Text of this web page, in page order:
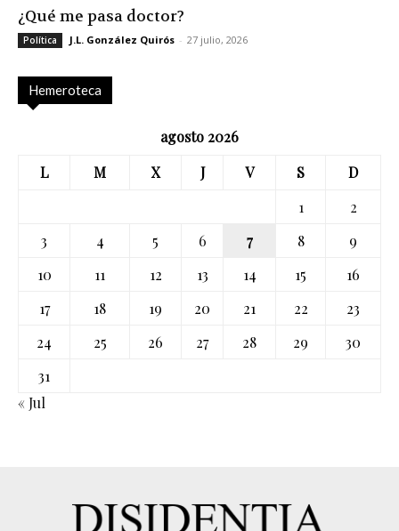
¿Qué me pasa doctor?
Política J.L. González Quirós - 27 julio, 2026
Hemeroteca
agosto 2026
L
M X J V S
D
1
2
3
4 5 6 7 8
9
10
11 12 13 14 15
16
17
18 19 20 21 22
23
24
25 26 27 28 29
30
31
« Jul